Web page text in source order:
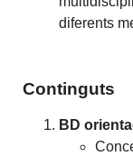
diferents
Continguts
BD